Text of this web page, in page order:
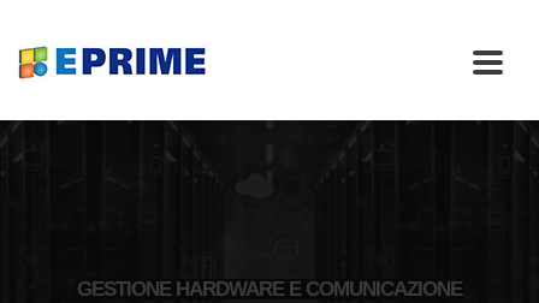
GESTIONE HARDWARE E COMUNICAZIONE